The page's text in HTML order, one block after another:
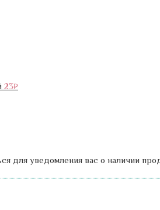
23₽
для уведомления вас о наличии